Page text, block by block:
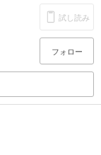
試し読み
フォロー